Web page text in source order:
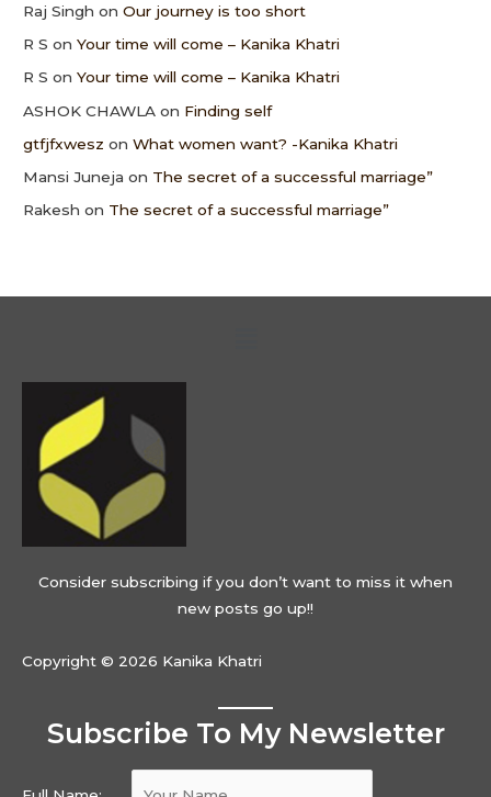
Raj Singh onOur journey is too short
R S onYour time will come – Kanika Khatri
R S onYour time will come – Kanika Khatri
ASHOK CHAWLA on Finding self
gtfjfxwesz onWhat women want? -Kanika Khatri
Mansi Juneja on The secret of a successful marriage”
Rakesh on The secret of a successful marriage”
Consider subscribing if you don’t want to miss it when
new posts go up!!
Copyright © 2026 Kanika Khatri
Subscribe To My Newsletter